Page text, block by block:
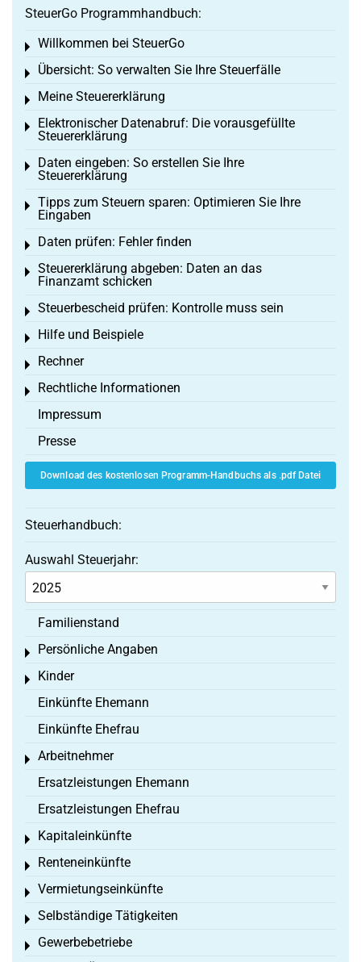
SteuerGo Programmhandbuch:
Willkommen bei SteuerGo
Toggle menu
Übersicht: So verwalten Sie Ihre Steuerfälle
Toggle menu
Meine Steuererklärung
Toggle menu
Elektronischer Datenabruf: Die vorausgefüllte
Steuererklärung
Toggle menu
Daten eingeben: So erstellen Sie Ihre
Steuererklärung
Toggle menu
Tipps zum Steuern sparen: Optimieren Sie Ihre
Eingaben
Toggle menu
Daten prüfen: Fehler finden
Toggle menu
Steuererklärung abgeben: Daten an das
Finanzamt schicken
Toggle menu
Steuerbescheid prüfen: Kontrolle muss sein
Toggle menu
Hilfe und Beispiele
Toggle menu
Rechner
Toggle menu
Rechtliche Informationen
Toggle menu
Impressum
Presse
Download des kostenlosen Programm-Handbuchs als .pdf Datei
Steuerhandbuch:
Auswahl Steuerjahr:
Familienstand
Persönliche Angaben
Toggle menu
Kinder
Toggle menu
Einkünfte Ehemann
Einkünfte Ehefrau
Arbeitnehmer
Toggle menu
Ersatzleistungen Ehemann
Ersatzleistungen Ehefrau
Kapitaleinkünfte
Toggle menu
Renteneinkünfte
Toggle menu
Vermietungseinkünfte
Toggle menu
Selbständige Tätigkeiten
Toggle menu
Gewerbebetriebe
Toggle menu